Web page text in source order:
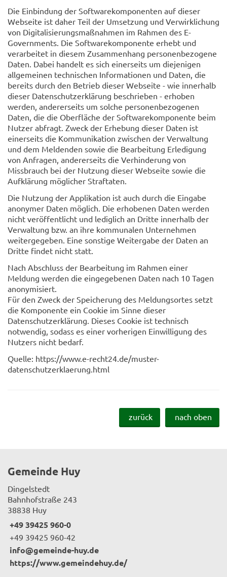
Die Einbindung der Softwarekomponenten auf dieser
Webseite ist daher Teil der Umsetzung und Verwirklichung
von Digitalisierungsmaßnahmen im Rahmen des E-
Governments. Die Softwarekomponente erhebt und
verarbeitet in diesem Zusammenhang personenbezogene
Daten. Dabei handelt es sich einerseits um diejenigen
allgemeinen technischen Informationen und Daten, die
bereits durch den Betrieb dieser Webseite - wie innerhalb
dieser Datenschutzerklärung beschrieben - erhoben
werden, andererseits um solche personenbezogenen
Daten, die die Oberfläche der Softwarekomponente beim
Nutzer abfragt. Zweck der Erhebung dieser Daten ist
einerseits die Kommunikation zwischen der Verwaltung
und dem Meldenden sowie die Bearbeitung Erledigung
von Anfragen, andererseits die Verhinderung von
Missbrauch bei der Nutzung dieser Webseite sowie die
Aufklärung möglicher Straftaten.
Die Nutzung der Applikation ist auch durch die Eingabe
anonymer Daten möglich. Die erhobenen Daten werden
nicht veröffentlicht und lediglich an Dritte innerhalb der
Verwaltung bzw. an ihre kommunalen Unternehmen
weitergegeben. Eine sonstige Weitergabe der Daten an
Dritte findet nicht statt.
Nach Abschluss der Bearbeitung im Rahmen einer
Meldung werden die eingegebenen Daten nach 10 Tagen
anonymisiert.
Für den Zweck der Speicherung des Meldungsortes setzt
die Komponente ein Cookie im Sinne dieser
Datenschutzerklärung. Dieses Cookie ist technisch
notwendig, sodass es einer vorherigen Einwilligung des
Nutzers nicht bedarf.
Quelle: https://www.e-recht24.de/muster-
datenschutzerklaerung.html
zurück nach oben
Gemeinde Huy
Dingelstedt
Bahnhofstraße 243
38838 Huy
+49 39425 960-0
+49 39425 960-42
info@gemeinde-huy.de
https://www.gemeindehuy.de/